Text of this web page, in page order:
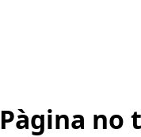
Pàgina no